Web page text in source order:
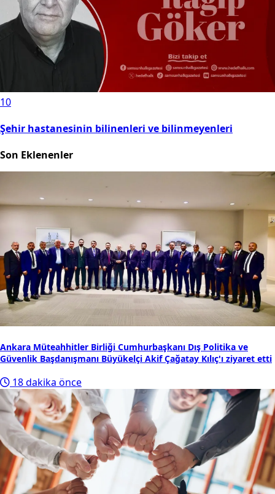
10
Şehir hastanesinin bilinenleri ve bilinmeyenleri
Son Eklenenler
Ankara Müteahhitler Birliği Cumhurbaşkanı Dış Politika ve
Güvenlik Başdanışmanı Büyükelçi Akif Çağatay Kılıç'ı ziyaret etti
18 dakika önce